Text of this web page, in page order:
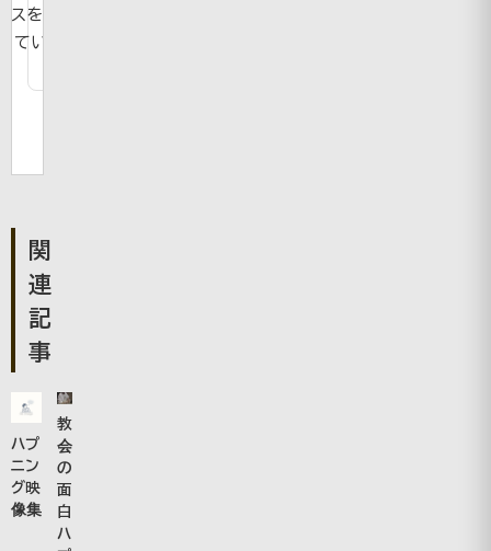
スを紹介し
ています。
関
連
記
事
ハプ
ニン
グ映
像集
教
会
の
面
白
ハ